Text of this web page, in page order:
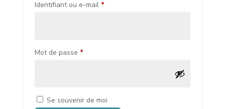
Identifiant ou e-mail *Obligatoire
Mot de passe *Obligatoire
Se souvenir de moi